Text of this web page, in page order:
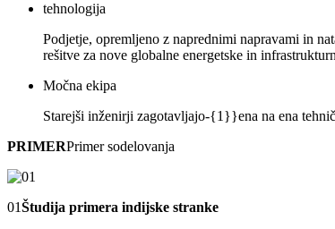
tehnologija
Podjetje, opremljeno z naprednimi napravami in
rešitve za nove globalne energetske in
Močna ekipa
Starejši inženirji zagotavljajo-{1}}ena na ena
PRIMERPrimer sodelovanja
01Študija primera indijske stranke